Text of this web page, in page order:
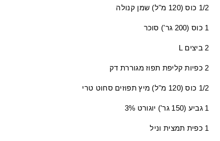
1/2 כוס (120 מ"ל) שמן קנולה
1 כוס ( 200 גר' ) סוכר
2 ביצים L
2 כפיות קליפת תפוז מגוררת דק
1/2 כוס (120 מ"ל) מיץ תפוזים סחוט טרי
1 גביע ( 150 גר' ) יוגורט 3%
1 כפית תמצית וניל